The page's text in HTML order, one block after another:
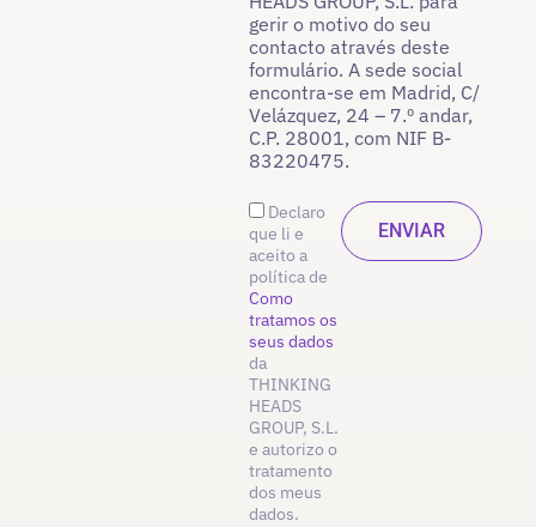
gerir o motivo do seu
contacto através deste
formulário. A sede social
encontra-se em Madrid, C/
Velázquez, 24 – 7.º andar,
C.P. 28001, com NIF B-
83220475.
Declaro
que li e
aceito a
política de
Como
tratamos os
seus dados
da
THINKING
HEADS
GROUP, S.L.
e autorizo o
tratamento
dos meus
dados.